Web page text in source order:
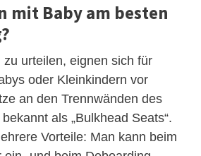
mit Baby am besten
zu urteilen, eignen sich für
oder Kleinkindern vor
an den Trennwänden des
als „Bulkhead Seats“.
Vorteile: Man kann beim